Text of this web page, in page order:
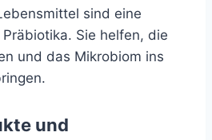
sind eine
Sie helfen, die
und das Mikrobiom ins
und